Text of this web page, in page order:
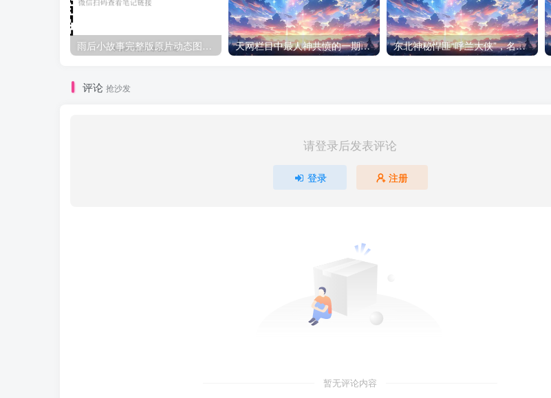
雨后小故事完整版原片动态图（图+文字解说版） 天网栏目中最人神共愤的一期《消失的夫妻》 东北神秘悍匪“呼兰大侠”，名留江湖，从此消失人间！
评论 抢沙发
请登录后发表评论
登录 注册
暂无评论内容